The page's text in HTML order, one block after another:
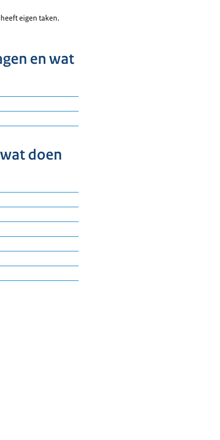
eigen taken.
en wat
die niet
doen
te dragen aan het
voeren van de
dit kan uitvoeren
voor NFKo zal